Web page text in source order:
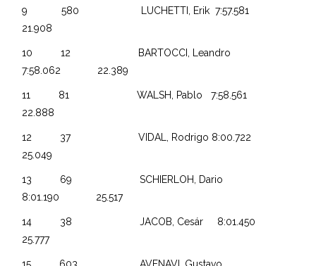
9 580 LUCHETTI, Erik 7:57.581
21.908
10 12 BARTOCCI, Leandro
7:58.062 22.389
11 81 WALSH, Pablo 7:58.561
22.888
12 37 VIDAL, Rodrigo 8:00.722
25.049
13 69 SCHIERLOH, Dario
8:01.190 25.517
14 38 JACOB, Cesár 8:01.450
25.777
15 603 AVENAVI, Gustavo